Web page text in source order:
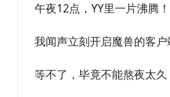
午夜12点，YY里一片沸腾！
我闻声立刻开启魔兽的客
等不了，毕竟不能熬夜太